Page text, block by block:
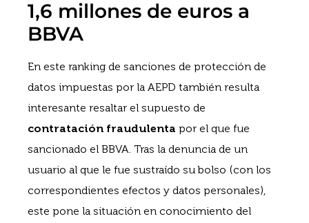
1,6 millones de euros a
BBVA
En este ranking de sanciones de protección de
datos impuestas por la AEPD también resulta
interesante resaltar el supuesto de
contratación fraudulenta por el que fue
sancionado el BBVA. Tras la denuncia de un
usuario al que le fue sustraído su bolso (con los
correspondientes efectos y datos personales),
este pone la situación en conocimiento del